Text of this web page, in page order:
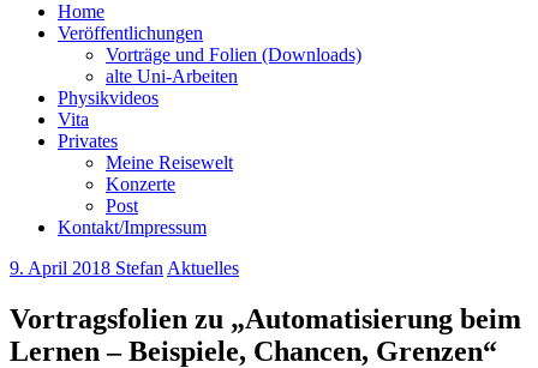
Home
Veröffentlichungen
Vorträge und Folien (Downloads)
alte Uni-Arbeiten
Physikvideos
Vita
Privates
Meine Reisewelt
Konzerte
Post
Kontakt/Impressum
9. April 2018 Stefan Aktuelles
Vortragsfolien zu „Automatisierung beim
Lernen – Beispiele, Chancen, Grenzen“